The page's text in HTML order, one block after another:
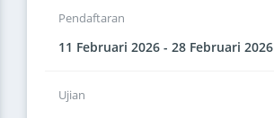
Pendaftaran
11 Februari 2026 - 28 Februari 2026
Ujian